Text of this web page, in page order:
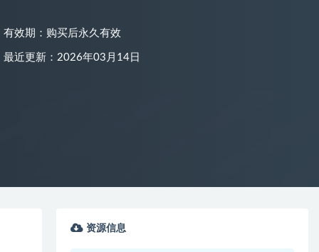
有效期：购买后永久有效
最近更新：2026年03月14日
资源信息